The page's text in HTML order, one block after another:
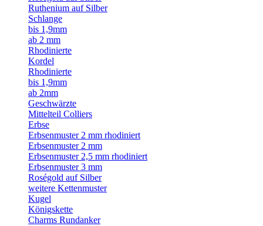
Ruthenium auf Silber
Schlange
bis 1,9mm
ab 2 mm
Rhodinierte
Kordel
Rhodinierte
bis 1,9mm
ab 2mm
Geschwärzte
Mittelteil Colliers
Erbse
Erbsenmuster 2 mm rhodiniert
Erbsenmuster 2 mm
Erbsenmuster 2,5 mm rhodiniert
Erbsenmuster 3 mm
Roségold auf Silber
weitere Kettenmuster
Kugel
Königskette
Charms Rundanker